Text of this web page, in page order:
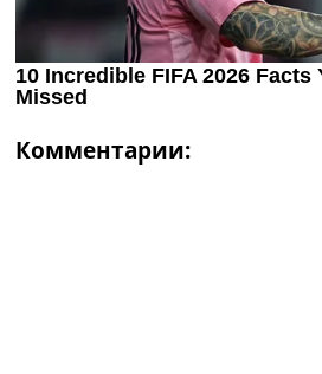
Комментарии: